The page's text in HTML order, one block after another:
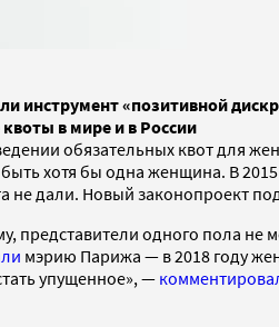
«позитивной
в мире и в России
обязательных квот для
хотя бы одна женщина. В
дали. Новый законопроект
представители одного пола
мэрию Парижа — в 2018 году
упущенное», —